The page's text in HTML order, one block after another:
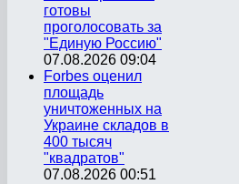
готовы
проголосовать за
"Единую Россию"
07.08.2026 09:04
Forbes оценил
площадь
уничтоженных на
Украине складов в
400 тысяч
"квадратов"
07.08.2026 00:51